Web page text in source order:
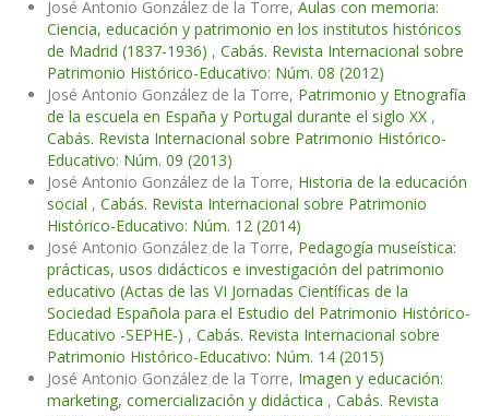
José Antonio González de la Torre, Aulas con memoria:
Ciencia, educación y patrimonio en los institutos históricos
de Madrid (1837-1936) , Cabás. Revista Internacional sobre
Patrimonio Histórico-Educativo: Núm. 08 (2012)
José Antonio González de la Torre, Patrimonio y Etnografía
de la escuela en España y Portugal durante el siglo XX ,
Cabás. Revista Internacional sobre Patrimonio Histórico-
Educativo: Núm. 09 (2013)
José Antonio González de la Torre, Historia de la educación
social , Cabás. Revista Internacional sobre Patrimonio
Histórico-Educativo: Núm. 12 (2014)
José Antonio González de la Torre, Pedagogía museística:
prácticas, usos didácticos e investigación del patrimonio
educativo (Actas de las VI Jornadas Científicas de la
Sociedad Española para el Estudio del Patrimonio Histórico-
Educativo -SEPHE-) , Cabás. Revista Internacional sobre
Patrimonio Histórico-Educativo: Núm. 14 (2015)
José Antonio González de la Torre, Imagen y educación:
marketing, comercialización y didáctica , Cabás. Revista